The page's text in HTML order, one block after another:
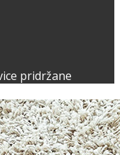
pridržane